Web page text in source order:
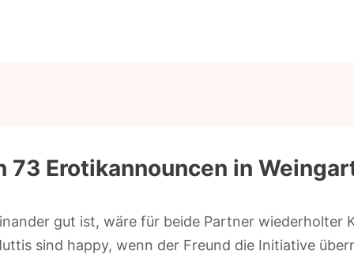
73 Erotikannouncen in
gut ist, wäre für beide Partner wiederholter
sind happy, wenn der Freund die Initiative